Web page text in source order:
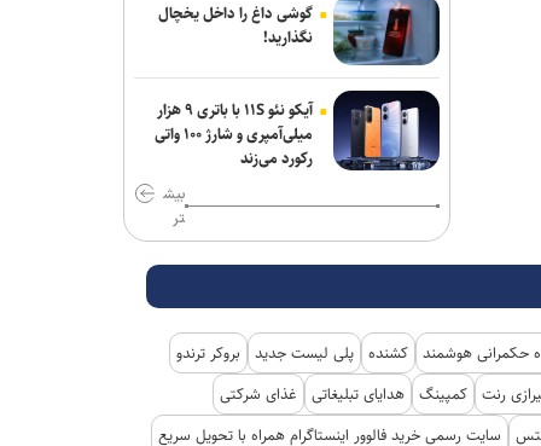
گوشی داغ را داخل یخچال
نگذارید!
آیکو نئو ۱۱S با باتری ۹ هزار
میلی‌آمپری و شارژ ۱۰۰ واتی
رکورد می‌زند
بیش
تر
حکمرانی هوشمند کشنده پلی لیست جدید
بروکر ترندو
رنت کمپینگ هدایای تبلیغاتی
غذای شرکتی
سایت رسمی خرید فالوور اینستاگرام همراه با تحویل سریع